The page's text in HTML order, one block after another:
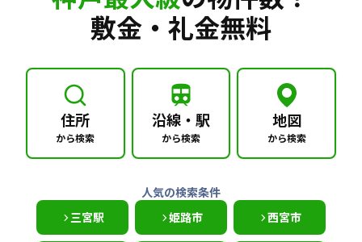
敷金・礼金無料
住所
から検索
沿線・駅
から検索
地図
から検索
人気の検索条件
三宮駅
姫路市 西宮市